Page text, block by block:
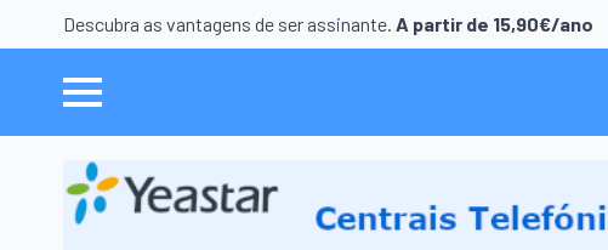
Descubra as vantagens de ser assinante. A partir de 15,90€/ano